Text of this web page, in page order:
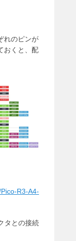
れのピンが
おくと、配
R3-A4-
タとの接続